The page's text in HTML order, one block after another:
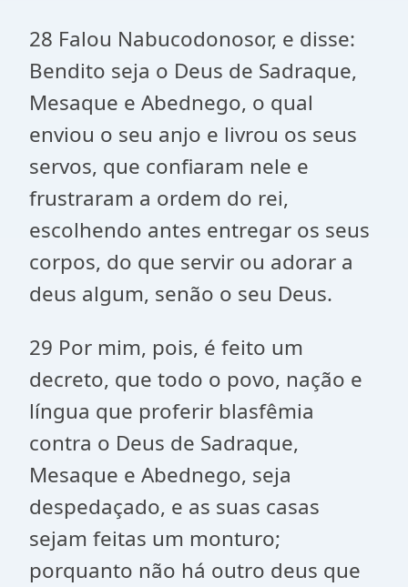
28 Falou Nabucodonosor, e disse:
Bendito seja o Deus de Sadraque,
Mesaque e Abednego, o qual
enviou o seu anjo e livrou os seus
servos, que confiaram nele e
frustraram a ordem do rei,
escolhendo antes entregar os seus
corpos, do que servir ou adorar a
deus algum, senão o seu Deus.
29 Por mim, pois, é feito um
decreto, que todo o povo, nação e
língua que proferir blasfêmia
contra o Deus de Sadraque,
Mesaque e Abednego, seja
despedaçado, e as suas casas
sejam feitas um monturo;
porquanto não há outro deus que